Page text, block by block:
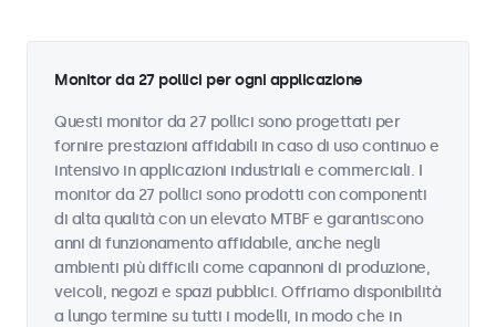
Monitor da 27 pollici per ogni applicazione
Questi monitor da 27 pollici sono progettati per
fornire prestazioni affidabili in caso di uso continuo e
intensivo in applicazioni industriali e commerciali. I
monitor da 27 pollici sono prodotti con componenti
di alta qualità con un elevato MTBF e garantiscono
anni di funzionamento affidabile, anche negli
ambienti più difficili come capannoni di produzione,
veicoli, negozi e spazi pubblici. Offriamo disponibilità
a lungo termine su tutti i modelli, in modo che in